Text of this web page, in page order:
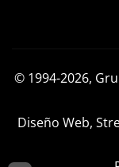
© 1994-2026,
Diseño Web,